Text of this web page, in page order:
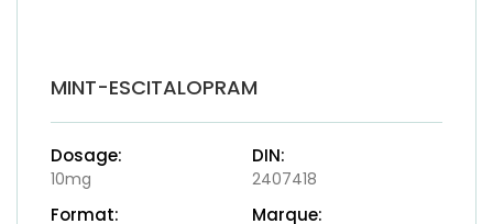
MINT-ESCITALOPRAM
Dosage:
10mg
DIN:
2407418
Format: Marque: